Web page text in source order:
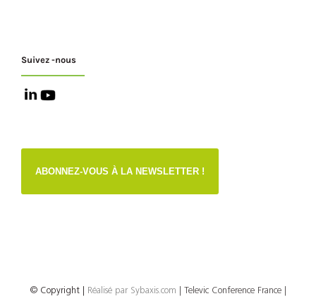
Suivez -nous
ABONNEZ-VOUS À LA NEWSLETTER !
© Copyright Réalisé par Sybaxis.com | Televic Conference France |